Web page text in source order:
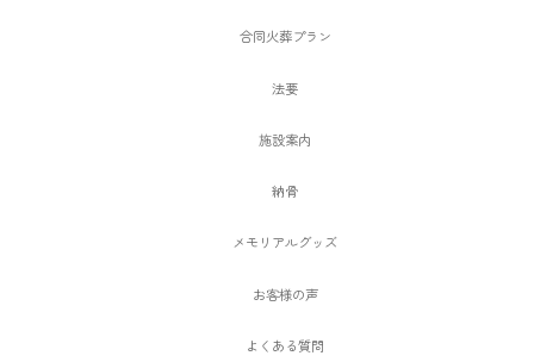
合同火葬プラン
法要
施設案内
納骨
メモリアルグッズ
お客様の声
よくある質問